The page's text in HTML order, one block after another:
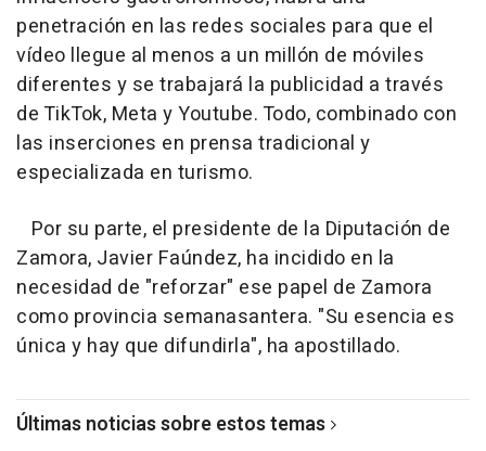
penetración en las redes sociales para que el
vídeo llegue al menos a un millón de móviles
diferentes y se trabajará la publicidad a través
de TikTok, Meta y Youtube. Todo, combinado con
las inserciones en prensa tradicional y
especializada en turismo.
Por su parte, el presidente de la Diputación de
Zamora, Javier Faúndez, ha incidido en la
necesidad de "reforzar" ese papel de Zamora
como provincia semanasantera. "Su esencia es
única y hay que difundirla", ha apostillado.
Últimas noticias sobre estos temas